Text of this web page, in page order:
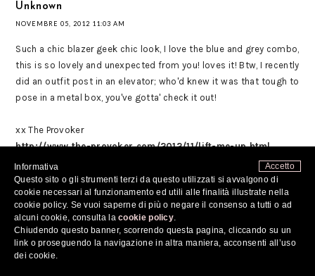
Unknown
NOVEMBRE 05, 2012 11:03 AM
Such a chic blazer geek chic look, I love the blue and grey combo,
this is so lovely and unexpected from you! loves it! Btw, I recently
did an outfit post in an elevator; who'd knew it was that tough to
pose in a metal box, you've gotta' check it out!
xx The Provoker
http://www.the-provoker.com/2012/11/lift-me-up.html
RISPONDI
Margesja
NOVEMBRE 05, 2012 11:09 AM
i like the boots!!
Accetto
Informativa
Questo sito o gli strumenti terzi da questo utilizzati si avvalgono di
cookie necessari al funzionamento ed utili alle finalità illustrate nella
cookie policy. Se vuoi saperne di più o negare il consenso a tutti o ad
alcuni cookie, consulta lacookie policy.
Chiudendo questo banner, scorrendo questa pagina, cliccando su un
link o proseguendo la navigazione in altra maniera, acconsenti all’uso
dei cookie.